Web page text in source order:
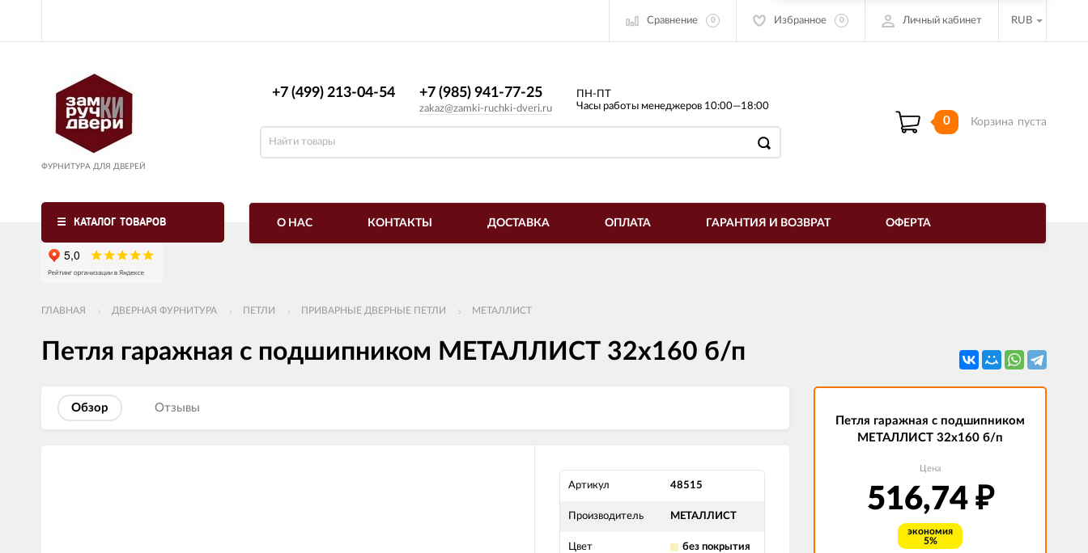
Сравнение 0 Избранное 0 Личный кабинет RUB
ФУРНИТУРА ДЛЯ ДВЕРЕЙ
+7 (499) 213-04-54​ +7 (985) 941-77-25
zakaz@zamki-ruchki-dveri.ru
ПН-ПТ
Часы работы менеджеров 10:00—18:00
0 Корзина пуста
КАТАЛОГ ТОВАРОВ О НАС КОНТАКТЫ ДОСТАВКА ОПЛАТА ГАРАНТИЯ И ВОЗВРАТ ОФЕРТА
ГЛАВНАЯ ДВЕРНАЯ ФУРНИТУРА ПЕТЛИ ПРИВАРНЫЕ ДВЕРНЫЕ ПЕТЛИ МЕТАЛЛИСТ
Петля гаражная с подшипником МЕТАЛЛИСТ 32x160 б/п
Обзор Отзывы
Артикул 48515
Производитель МЕТАЛЛИСТ
Цвет без покрытия
Петля гаражная с подшипником
МЕТАЛЛИСТ 32x160 б/п
Цена
516,74 ₽
экономия
5%